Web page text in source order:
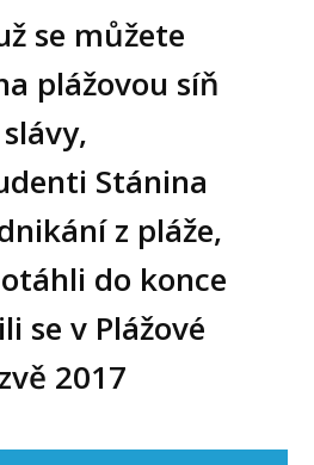
se můžete
plážovou síň
slávy,
Stánina
z pláže,
do konce
se v Plážové
2017